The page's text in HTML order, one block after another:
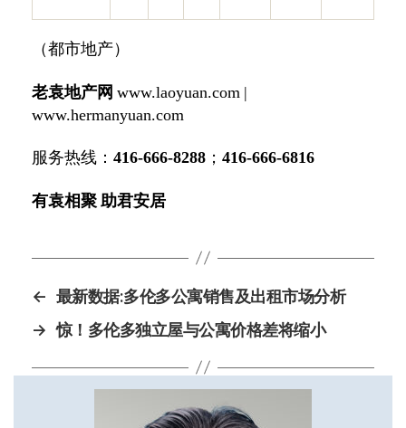
（都市地产）
老袁地产网 www.laoyuan.com |
www.hermanyuan.com
服务热线： 416-666-8288 ； 416-666-6816
有袁相聚 助君安居
← 最新数据:多伦多公寓销售及出租市场分析
→ 惊！多伦多独立屋与公寓价格差将缩小